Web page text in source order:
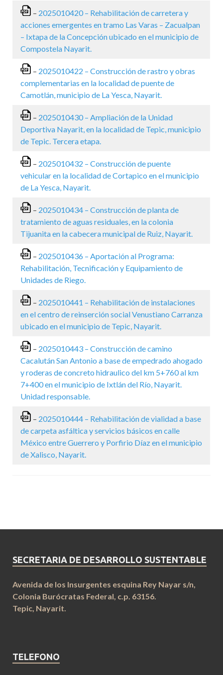
– 2025010420 – Rehabilitación de carretera y
acciones emergentes en tramo Las Varas – Zacualpan
– Ixtapa de la Concepción ubicado en el municipio de
Compostela Nayarit.
– 2025010422 – Construcción de rastro y obras
complementarias en la localidad de puente de
Camotlán, municipio de La Yesca, Nayarit.
– 2025010430 – Ampliación de la Unidad
Deportiva Nayarit, en la localidad de Tepic, municipio
de Tepic. Tercera etapa.
– 2025010432 – Construcción de puente
vehicular en la localidad de Cortapico en el municipio
de La Yesca, Nayarit.
– 2025010434 – Construcción de planta de
tratamiento de aguas residuales, en la colonia
Tijuanita en la cabecera municipal de Ruiz, Nayarit.
– 2025010436 – Aportación al Programa:
Rehabilitación, Tecnificación y Equipamiento de
Unidades de Riego.
– 2025010441 – Rehabilitación de instalaciones
en el centro de reinserción social Venustiano Carranza
ubicado en el municipio de Tepic, Nayarit.
– 2025010443 – Construcción de camino
Cacalután San Antonio a base de empedrado ahogado
y roderas de concreto hidraulico del km 5+760 al km
7+400 en el municipio de Ixtlán del Río, Nayarit.
Unidad responsable.
– 2025010444 – Rehabilitación de vialidad a base
de carpeta asfáltica y servicios básicos en calle
México entre Guerrero y Porfirio Díaz en el municipio
de Xalisco, Nayarit.
SECRETARIA DE DESARROLLO SUSTENTABLE
Avenida de los Insurgentes esquina Rey Nayar s/n,
Colonia Burócratas Federal, c.p. 63156.
Tepic, Nayarit.
TELEFONO